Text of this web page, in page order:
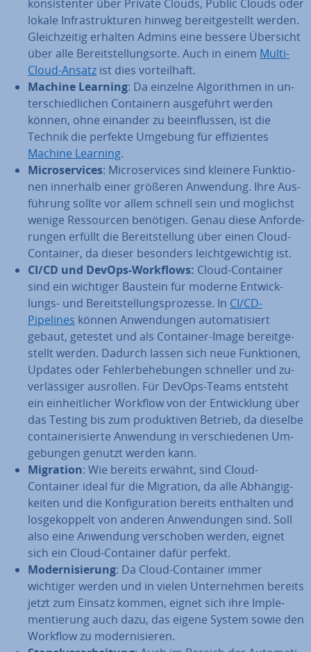
kon­sis­ten­ter über Private Clouds, Public Clouds oder
lokale In­fra­struk­tu­ren hinweg be­reit­ge­stellt werden.
Gleich­zei­tig erhalten Admins eine bessere Übersicht
über alle Be­reit­stel­lungs­or­te. Auch in einem Multi-
Cloud-Ansatz ist dies vor­teil­haft.
Machine Learning: Da einzelne Al­go­rith­men in un­
ter­schied­li­chen Con­tai­nern aus­ge­führt werden
können, ohne einander zu be­ein­flus­sen, ist die
Technik die perfekte Umgebung für ef­fi­zi­en­tes
Machine Learning.
Mi­cro­ser­vices: Mi­cro­ser­vices sind kleinere Funk­tio­
nen innerhalb einer größeren Anwendung. Ihre Aus­
füh­rung sollte vor allem schnell sein und möglichst
wenige Res­sour­cen benötigen. Genau diese An­for­de­
run­gen erfüllt die Be­reit­stel­lung über einen Cloud-
Container, da dieser besonders leicht­ge­wich­tig ist.
CI/CD und DevOps-Workflows: Cloud-Container
sind ein wichtiger Baustein für moderne Ent­wick­
lungs- und Be­reit­stel­lungs­pro­zes­se. In CI/CD-
Pipelines können An­wen­dun­gen au­to­ma­ti­siert
gebaut, getestet und als Container-Image be­reit­ge­
stellt werden. Dadurch lassen sich neue Funk­tio­nen,
Updates oder Feh­ler­be­he­bun­gen schneller und zu­
ver­läs­si­ger ausrollen. Für DevOps-Teams entsteht
ein ein­heit­li­cher Workflow von der Ent­wick­lung über
das Testing bis zum pro­duk­ti­ven Betrieb, da dieselbe
con­tai­ne­ri­sier­te Anwendung in ver­schie­de­nen Um­
ge­bun­gen genutzt werden kann.
Migration: Wie bereits erwähnt, sind Cloud-
Container ideal für die Migration, da alle Ab­hän­gig­
kei­ten und die Kon­fi­gu­ra­ti­on bereits enthalten und
los­ge­kop­pelt von anderen An­wen­dun­gen sind. Soll
also eine Anwendung ver­scho­ben werden, eignet
sich ein Cloud-Container dafür perfekt.
Mo­der­ni­sie­rung: Da Cloud-Container immer
wichtiger werden und in vielen Un­ter­neh­men bereits
jetzt zum Einsatz kommen, eignet sich ihre Im­ple­
men­tie­rung auch dazu, das eigene System sowie den
Workflow zu mo­der­ni­sie­ren.